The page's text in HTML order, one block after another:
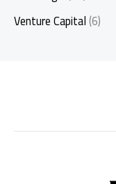
Venture Capital(6)